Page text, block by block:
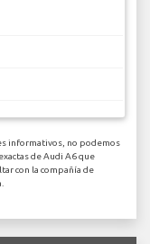
informativos, no podemos
de Audi A6 que
con la compañía de